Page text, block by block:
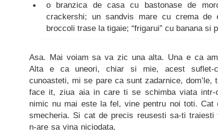
o branzica de casa cu bastonase de
crackershi; un sandvis mare cu crema de
broccoli trase la tigaie; “frigarui” cu banana si
Asa. Mai voiam sa va zic una alta. Una e ca
Alta e ca uneori, chiar si mie, acest suflet-
cunoasteti, mi se pare ca sunt zadarnice, dom’le,
face it, ziua aia in care ti se schimba viata
nimic nu mai este la fel, vine pentru noi toti. Cat
smecheria. Si cat de precis reusesti sa-ti
n-are sa vina niciodata.